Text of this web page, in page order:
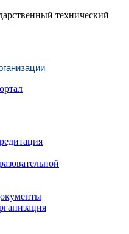
технический